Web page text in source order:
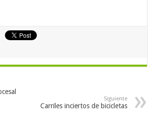
Siguiente
Carriles inciertos de bicicletas